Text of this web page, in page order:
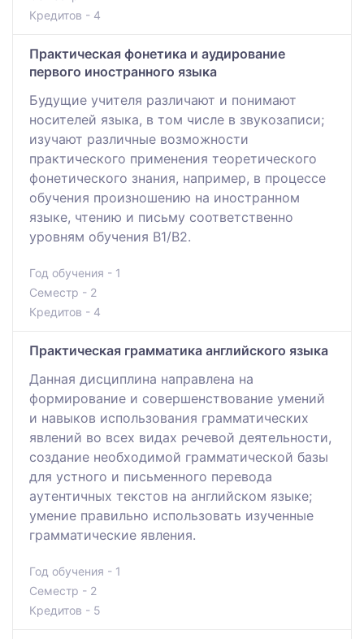
Кредитов - 4
Практическая фонетика и аудирование
первого иностранного языка
Будущие учителя различают и понимают
носителей языка, в том числе в звукозаписи;
изучают различные возможности
практического применения теоретического
фонетического знания, например, в процессе
обучения произношению на иностранном
языке, чтению и письму соответственно
уровням обучения В1/В2.
Год обучения - 1
Семестр - 2
Кредитов - 4
Практическая грамматика английского языка
Данная дисциплина направлена на
формирование и совершенствование умений
и навыков использования грамматических
явлений во всех видах речевой деятельности,
создание необходимой грамматической базы
для устного и письменного перевода
аутентичных текстов на английском языке;
умение правильно использовать изученные
грамматические явления.
Год обучения - 1
Семестр - 2
Кредитов - 5